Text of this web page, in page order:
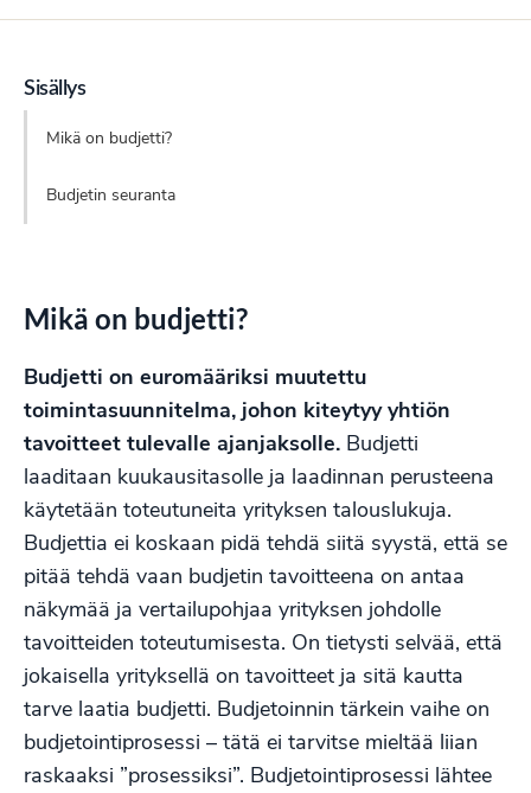
Sisällys
Mikä on budjetti?
Budjetin seuranta
Mikä on budjetti?
Budjetti on euromääriksi muutettu
toimintasuunnitelma, johon kiteytyy yhtiön
tavoitteet tulevalle ajanjaksolle. Budjetti
laaditaan kuukausitasolle ja laadinnan perusteena
käytetään toteutuneita yrityksen talouslukuja.
Budjettia ei koskaan pidä tehdä siitä syystä, että se
pitää tehdä vaan budjetin tavoitteena on antaa
näkymää ja vertailupohjaa yrityksen johdolle
tavoitteiden toteutumisesta. On tietysti selvää, että
jokaisella yrityksellä on tavoitteet ja sitä kautta
tarve laatia budjetti. Budjetoinnin tärkein vaihe on
budjetointiprosessi – tätä ei tarvitse mieltää liian
raskaaksi ”prosessiksi”. Budjetointiprosessi lähtee